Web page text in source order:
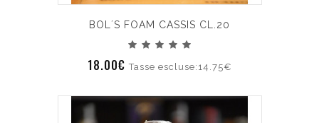
BOL´S FOAM CASSIS CL.20
18.00€Tasse escluse:14.75€